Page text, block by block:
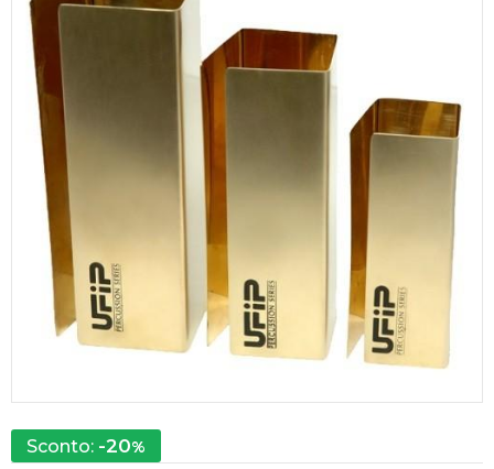
Sconto: -20%